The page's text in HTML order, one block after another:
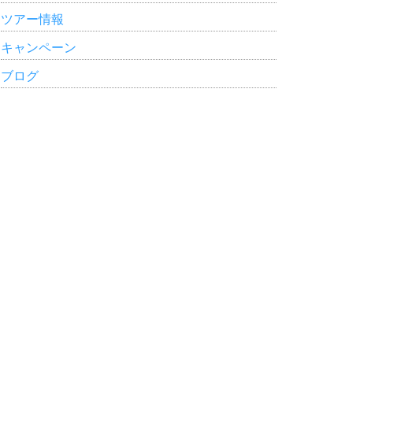
ツアー情報
キャンペーン
ブログ